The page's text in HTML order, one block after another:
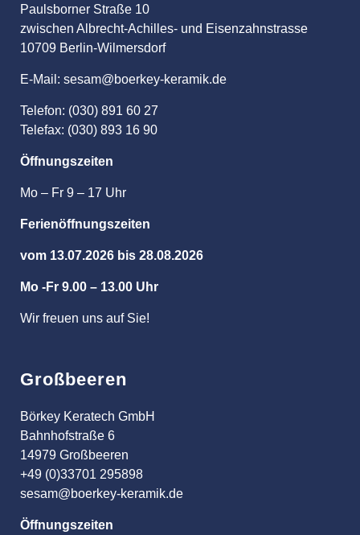
Paulsborner Straße 10
zwischen Albrecht-Achilles- und Eisenzahnstrasse
10709 Berlin-Wilmersdorf
E-Mail: sesam@boerkey-keramik.de
Telefon: (030) 891 60 27
Telefax: (030) 893 16 90
Öffnungszeiten
Mo – Fr 9 – 17 Uhr
Ferienöffnungszeiten
vom 13.07.2026 bis 28.08.2026
Mo -Fr 9.00 – 13.00 Uhr
Wir freuen uns auf Sie!
Großbeeren
Börkey Keratech GmbH
Bahnhofstraße 6
14979 Großbeeren
+49 (0)33701 295898
sesam@boerkey-keramik.de
Öffnungszeiten